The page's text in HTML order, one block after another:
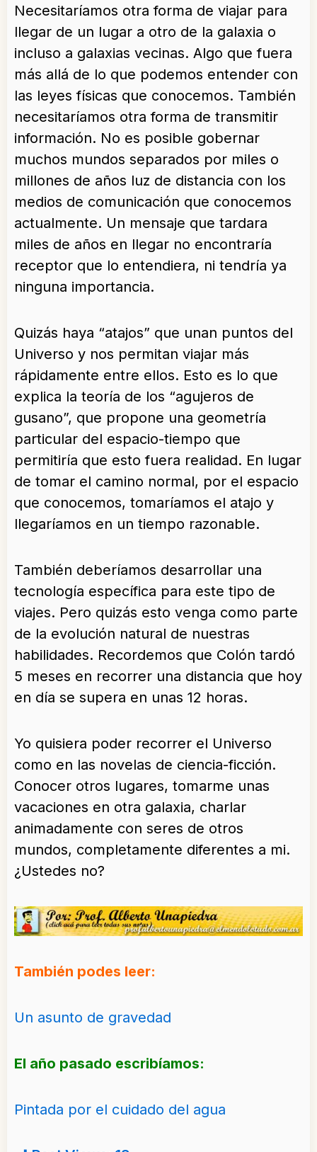
Necesitaríamos otra forma de viajar para
llegar de un lugar a otro de la galaxia o
incluso a galaxias vecinas. Algo que fuera
más allá de lo que podemos entender con
las leyes físicas que conocemos. También
necesitaríamos otra forma de transmitir
información. No es posible gobernar
muchos mundos separados por miles o
millones de años luz de distancia con los
medios de comunicación que conocemos
actualmente. Un mensaje que tardara
miles de años en llegar no encontraría
receptor que lo entendiera, ni tendría ya
ninguna importancia.
Quizás haya “atajos” que unan puntos del
Universo y nos permitan viajar más
rápidamente entre ellos. Esto es lo que
explica la teoría de los “agujeros de
gusano”, que propone una geometría
particular del espacio-tiempo que
permitiría que esto fuera realidad. En lugar
de tomar el camino normal, por el espacio
que conocemos, tomaríamos el atajo y
llegaríamos en un tiempo razonable.
También deberíamos desarrollar una
tecnología específica para este tipo de
viajes. Pero quizás esto venga como parte
de la evolución natural de nuestras
habilidades. Recordemos que Colón tardó
5 meses en recorrer una distancia que hoy
en día se supera en unas 12 horas.
Yo quisiera poder recorrer el Universo
como en las novelas de ciencia-ficción.
Conocer otros lugares, tomarme unas
vacaciones en otra galaxia, charlar
animadamente con seres de otros
mundos, completamente diferentes a mi.
¿Ustedes no?
También podes leer:
Un asunto de gravedad
El año pasado escribíamos:
Pintada por el cuidado del agua